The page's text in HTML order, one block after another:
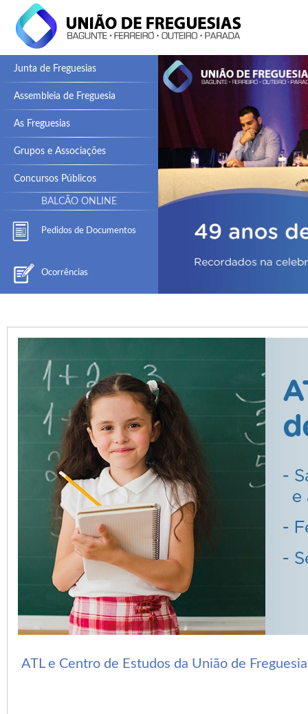
Junta de Freguesias
Assembleia de Freguesia
As Freguesias
Grupos e Associações
Concursos Públicos
BALCÃO ONLINE
Pedidos de Documentos
Ocorrências
ATL e Centro de Estudos da União de